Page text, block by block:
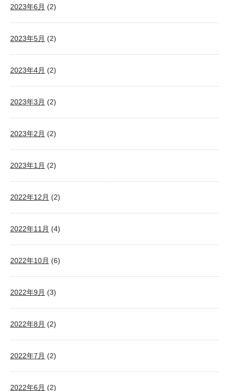
2023年6月 (2)
2023年5月 (2)
2023年4月 (2)
2023年3月 (2)
2023年2月 (2)
2023年1月 (2)
2022年12月 (2)
2022年11月 (4)
2022年10月 (6)
2022年9月 (3)
2022年8月 (2)
2022年7月 (2)
2022年6月 (2)